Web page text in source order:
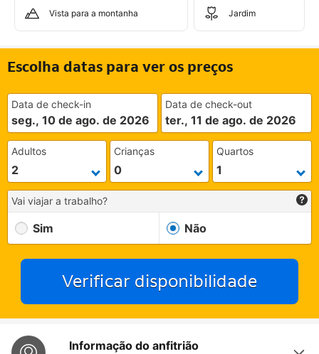
Vista para a montanha Jardim
Escolha datas para ver os preços
Data de check-in
seg., 10 de ago. de 2026
Data de check-out
ter., 11 de ago. de 2026
Adultos Crianças Quartos
Vai viajar a trabalho?
Sim Não
Verificar disponibilidade
Informação do anfitrião